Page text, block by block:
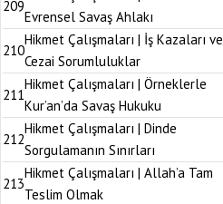
209
Evrensel Savaş Ahlakı
210
Hikmet Çalışmaları | İş Kazaları ve
Cezai Sorumluluklar
211
Hikmet Çalışmaları | Örneklerle
Kur’an’da Savaş Hukuku
212
Hikmet Çalışmaları | Dinde
Sorgulamanın Sınırları
213
Hikmet Çalışmaları | Allah’a Tam
Teslim Olmak